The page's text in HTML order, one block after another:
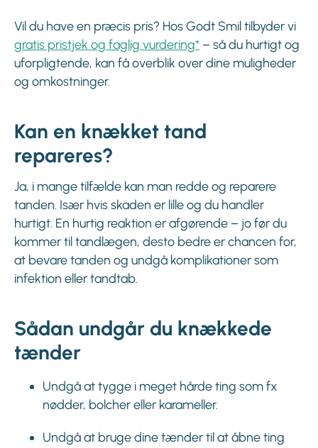
Vil du have en præcis pris? Hos Godt Smil tilbyder vi
gratis pristjek og faglig vurdering* – så du hurtigt og
uforpligtende, kan få overblik over dine muligheder
og omkostninger.
Kan en knækket tand
repareres?
Ja, i mange tilfælde kan man redde og reparere
tanden. Især hvis skaden er lille og du handler
hurtigt. En hurtig reaktion er afgørende – jo før du
kommer til tandlægen, desto bedre er chancen for,
at bevare tanden og undgå komplikationer som
infektion eller tandtab.
Sådan undgår du knækkede
tænder
Undgå at tygge i meget hårde ting som fx
nødder, bolcher eller karameller.
Undgå at bruge dine tænder til at åbne ting